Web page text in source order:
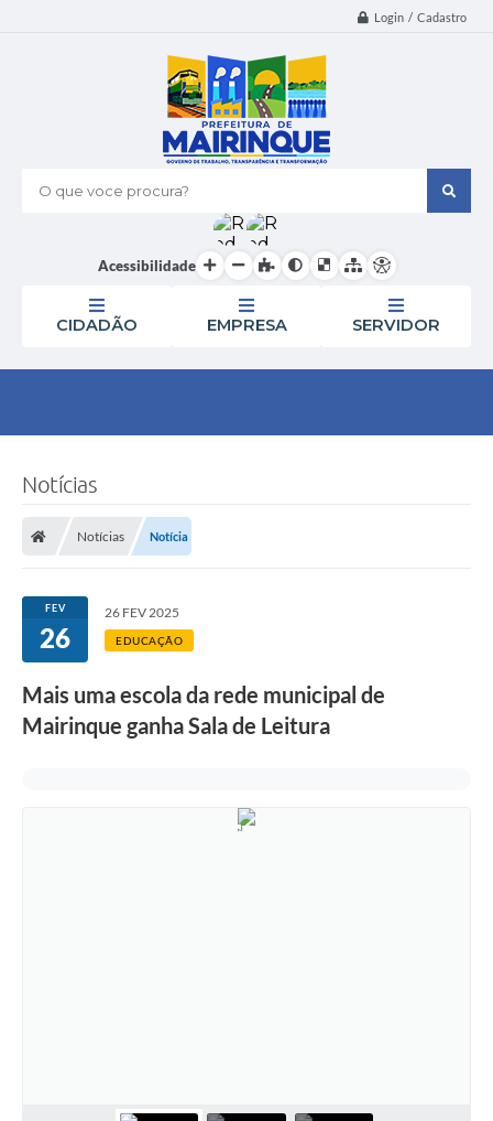
Login / Cadastro
O que voce procura?
Acessibilidade
CIDADÃO EMPRESA SERVIDOR
Notícias
Notícias Notícia
FEV
26
26 FEV 2025
EDUCAÇÃO
Mais uma escola da rede municipal de
Mairinque ganha Sala de Leitura